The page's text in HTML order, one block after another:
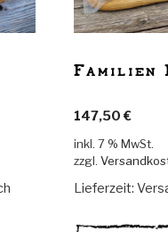
Familien
147,50 €
inkl. 7 % MwSt.
zzgl.
Lieferzeit: